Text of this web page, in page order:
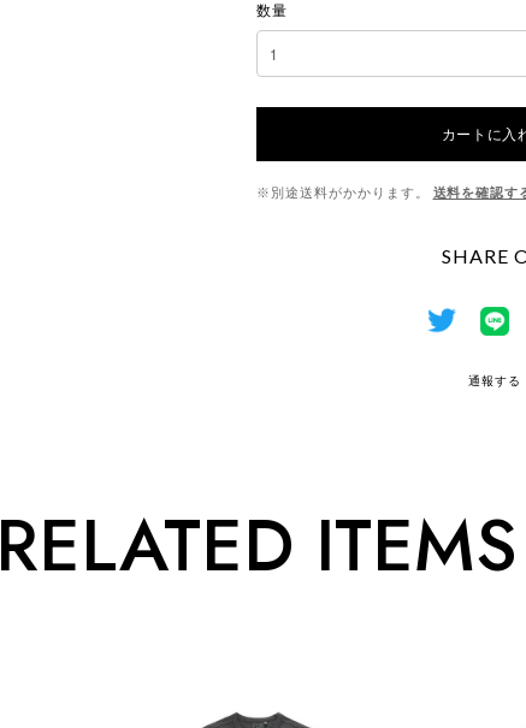
数量
カートに入
※別途送料がかかります。 送料を確認す
SHARE
通報する
RELATED ITEMS